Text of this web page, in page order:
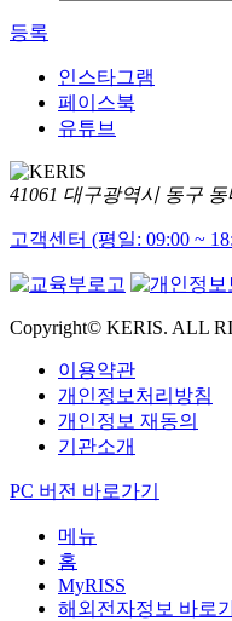
등록
인스타그램
페이스북
유튜브
41061 대구광역시 동구
고객센터 (평일: 09:00 ~
Copyright© KERIS. ALL
이용약관
개인정보처리방침
개인정보 재동의
기관소개
PC 버전 바로가기
메뉴
홈
MyRISS
해외전자정보 바로